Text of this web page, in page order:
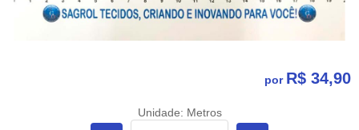
por R$ 34,90
Unidade: Metros